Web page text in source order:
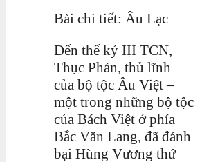
Bài chi tiết: Âu Lạc
Đến thế kỷ III TCN,
Thục Phán, thủ lĩnh
của bộ tộc Âu Việt –
một trong những bộ tộc
của Bách Việt ở phía
Bắc Văn Lang, đã đánh
bại Hùng Vương thứ